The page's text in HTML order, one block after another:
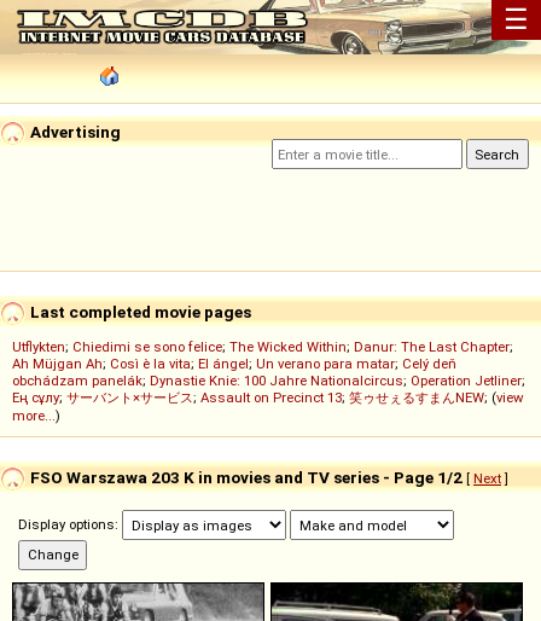
☰
Advertising
Last completed movie pages
Utflykten; Chiedimi se sono felice; The Wicked Within; Danur: The Last Chapter;
Ah Müjgan Ah; Così è la vita; El ángel; Un verano para matar; Celý deň
obchádzam panelák; Dynastie Knie: 100 Jahre Nationalcircus; Operation Jetliner;
Ең сұлу; サーバント×サービス; Assault on Precinct 13; 笑ゥせぇるすまんNEW; (view
more...)
FSO Warszawa 203 K in movies and TV series - Page 1/2 [ Next]
Display options: